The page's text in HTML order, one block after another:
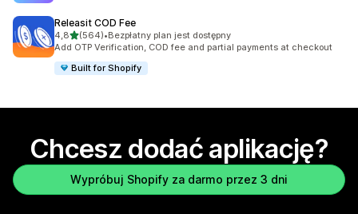
Releasit COD Fee
4,8na 5 gwiazdek
(564)
Łączna liczba recenzji: 564
•Bezpłatny plan jest dostępny
Add OTP Verification, COD fee and partial payments at checkout
Built for Shopify
Chcesz dodać aplikację?
Wypróbuj Shopify za darmo przez 3 dni